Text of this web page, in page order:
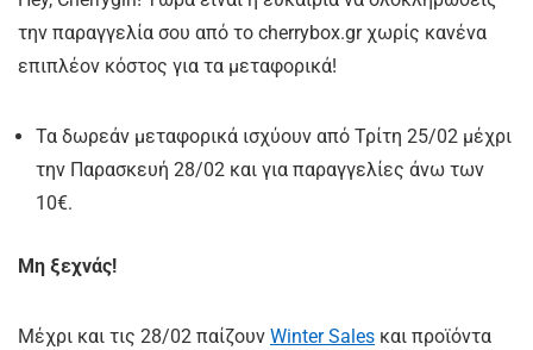
την παραγγελία σου από το cherrybox.gr χωρίς κανένα
επιπλέον κόστος για τα μεταφορικά!
Τα δωρεάν μεταφορικά ισχύουν από Τρίτη 25/02 μέχρι
την Παρασκευή 28/02 και για παραγγελίες άνω των
10€.
Μη ξεχνάς!
Μέχρι και τις 28/02 παίζουν Winter Sales και προϊόντα